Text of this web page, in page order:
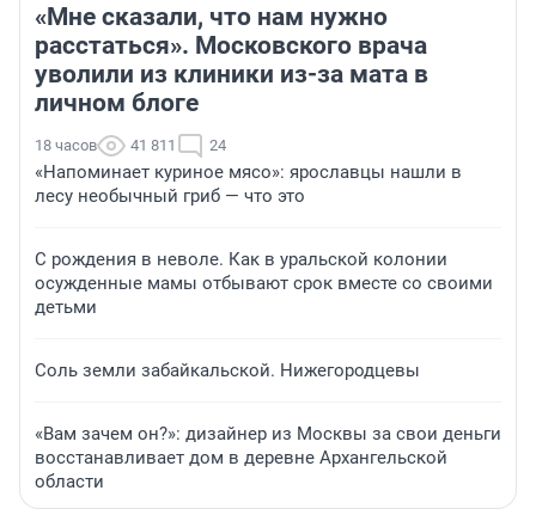
«Мне сказали, что нам нужно
расстаться». Московского врача
уволили из клиники из-за мата в
личном блоге
18 часов 41 811 24
«Напоминает куриное мясо»: ярославцы нашли в
лесу необычный гриб — что это
С рождения в неволе. Как в уральской колонии
осужденные мамы отбывают срок вместе со своими
детьми
Соль земли забайкальской. Нижегородцевы
«Вам зачем он?»: дизайнер из Москвы за свои деньги
восстанавливает дом в деревне Архангельской
области